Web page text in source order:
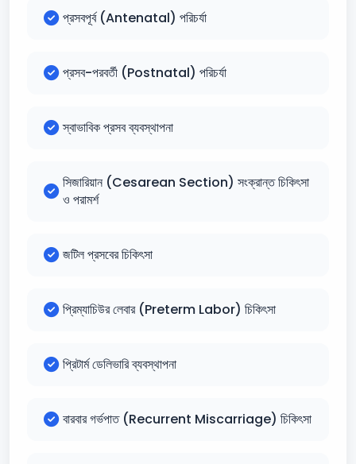
প্রসবপূর্ব (Antenatal) পরিচর্যা
প্রসব-পরবর্তী (Postnatal) পরিচর্যা
স্বাভাবিক প্রসব ব্যবস্থাপনা
সিজারিয়ান (Cesarean Section) সংক্রান্ত চিকিৎসা
ও পরামর্শ
জটিল প্রসবের চিকিৎসা
প্রিম্যাচিউর লেবার (Preterm Labor) চিকিৎসা
প্রিটার্ম ডেলিভারি ব্যবস্থাপনা
বারবার গর্ভপাত (Recurrent Miscarriage) চিকিৎসা